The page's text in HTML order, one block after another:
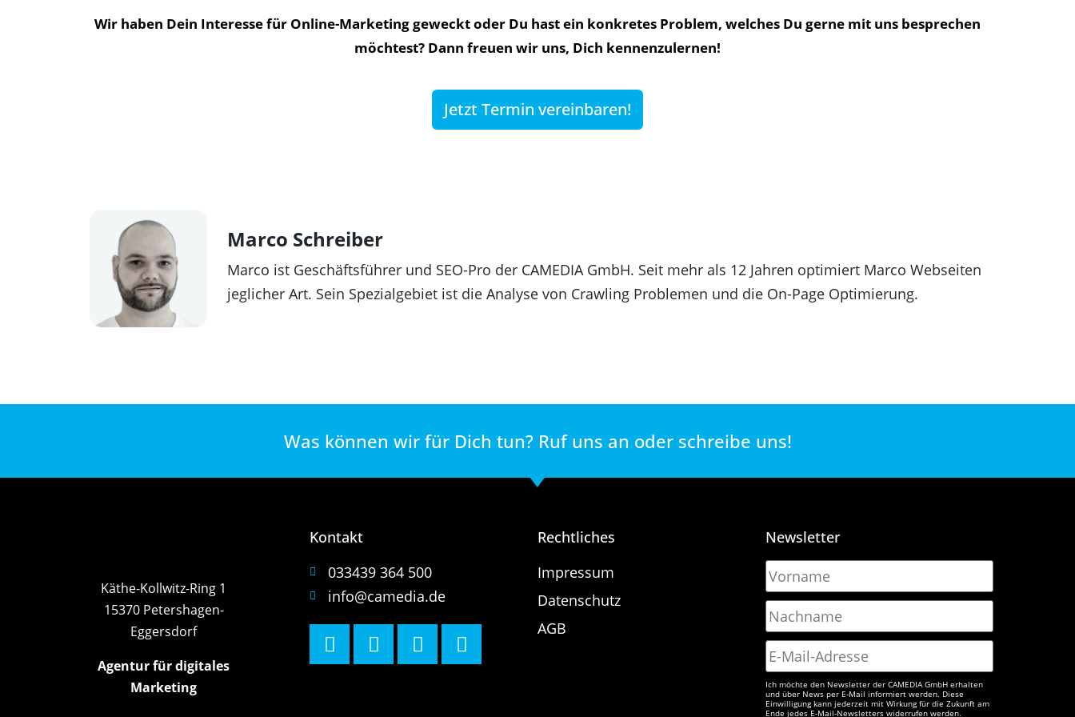
Wir haben Dein Interesse für Online-Marketing geweckt oder Du hast ein konkretes Problem, welches Du gerne mit uns besprechen
möchtest? Dann freuen wir uns, Dich kennenzulernen!
Jetzt Termin vereinbaren!
Marco Schreiber
Marco ist Geschäftsführer und SEO-Pro der CAMEDIA GmbH. Seit mehr als 12 Jahren optimiert Marco Webseiten
jeglicher Art. Sein Spezialgebiet ist die Analyse von Crawling Problemen und die On-Page Optimierung.
Was können wir für Dich tun? Ruf uns an oder schreibe uns!
Käthe-Kollwitz-Ring 1
15370 Petershagen-
Eggersdorf
Agentur für digitales
Marketing
Kontakt
033439 364 500
info@camedia.de
Rechtliches
Impressum
Datenschutz
AGB
Newsletter
Ich möchte den Newsletter der CAMEDIA GmbH erhalten
und über News per E-Mail informiert werden. Diese
Einwilligung kann jederzeit mit Wirkung für die Zukunft am
Ende jedes E-Mail-Newsletters widerrufen werden.